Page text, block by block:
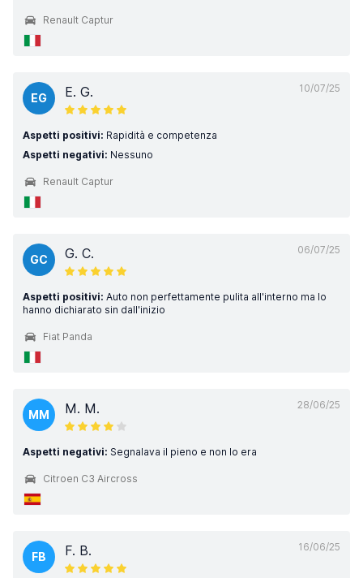
Renault Captur
10/07/25
EG E. G.
Aspetti positivi: Rapidità e competenza
Aspetti negativi: Nessuno
Renault Captur
06/07/25
GC G. C.
Aspetti positivi: Auto non perfettamente pulita all'interno ma lo
hanno dichiarato sin dall'inizio
Fiat Panda
28/06/25
MM M. M.
Aspetti negativi: Segnalava il pieno e non lo era
Citroen C3 Aircross
16/06/25
FB F. B.